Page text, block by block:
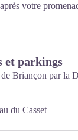
votre
du Parc.
et parkings
Briançon par la
du Casset